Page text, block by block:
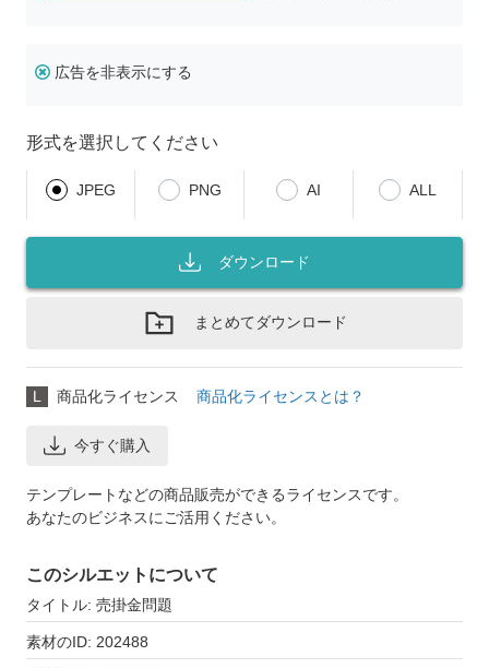
広告を非表示にする
形式を選択してください
JPEG PNG AI ALL
ダウンロード
まとめてダウンロード
L 商品化ライセンス 商品化ライセンスとは？
今すぐ購入
テンプレートなどの商品販売ができるライセンスです。
あなたのビジネスにご活用ください。
このシルエットについて
タイトル: 売掛金問題
素材のID: 202488